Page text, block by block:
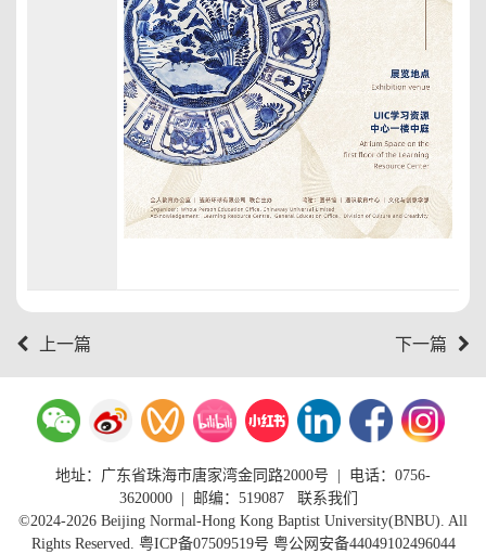
上一篇 下一篇
地址：广东省珠海市唐家湾金同路2000号
电话：0756-
3620000
| 邮编：519087 联系我们
©2024-2026 Beijing Normal-Hong Kong Baptist University(BNBU). All
Rights Reserved. 粤ICP备07509519号 粤公网安备44049102496044